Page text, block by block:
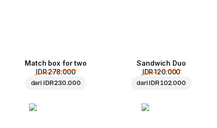
Match box for two
IDR 278.000
dari IDR 230.000
Sandwich Duo
IDR 120.000
dari IDR 102.000